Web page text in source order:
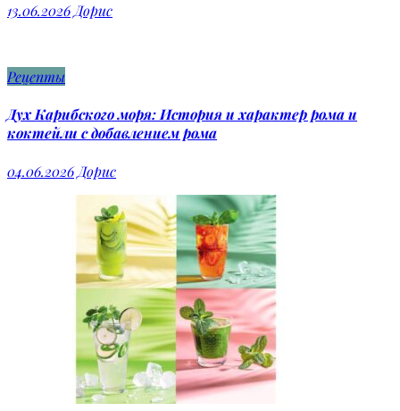
13.06.2026 Дорис
Рецепты
Дух Карибского моря: История и характер рома и
коктейли с добавлением рома
04.06.2026 Дорис